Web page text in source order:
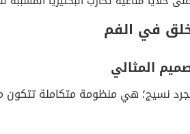
في الفم
المثالي
نسيج؛ هي منظومة متكاملة تتكون